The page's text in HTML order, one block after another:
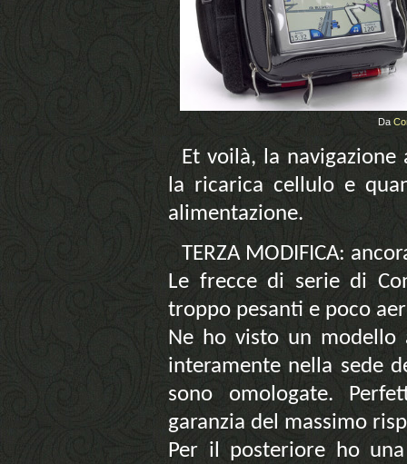
Da
Et voilà, la
la ricarica cellulo e
alimentazione.
TERZA MODIFICA:
Le frecce di serie di
troppo pesanti e poco
Ne ho visto un modello
interamente nella sede
sono omologate.
garanzia del massimo
Per il posteriore ho